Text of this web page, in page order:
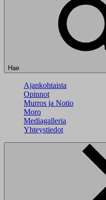
Hae
Ajankohtaista
Opinnot
Murros ja Notio
Moro
Mediagalleria
Yhteystiedot